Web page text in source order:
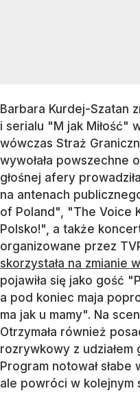
Barbara Kurdej-Szatan
i serialu "M jak Miłość"
wówczas Straż
wywołała powszechne
głośnej afery
na antenach
of Poland", "The Voice
Polsko!", a także
organizowane przez
skorzystała na zmianie
pojawiła się jako gość
a pod koniec maja
ma jak u mamy". Na
Otrzymała również
rozrywkowy z
Program notował słabe
ale powróci w kolejnym